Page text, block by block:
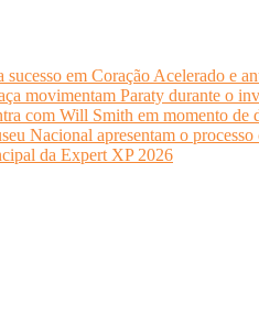
em Coração Acelerado e
movimentam Paraty durante o
com Will Smith em momento de
Nacional apresentam o
da Expert XP 2026